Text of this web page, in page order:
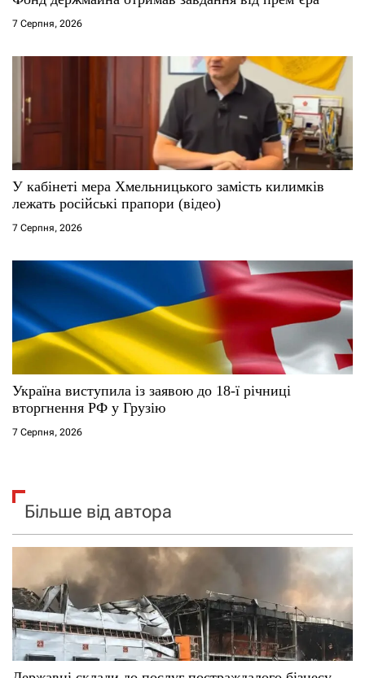
в
7 Серпня, 2026
У кабінеті мера Хмельницького замість килимків
лежать російські прапори (відео)
7 Серпня, 2026
Україна виступила із заявою до 18-ї річниці
вторгнення РФ у Грузію
7 Серпня, 2026
Більше від автора